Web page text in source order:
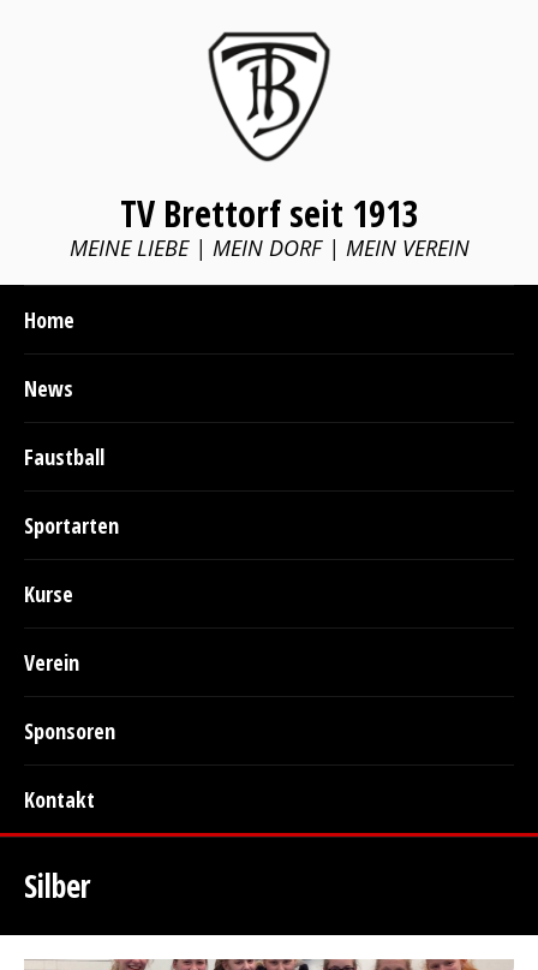
TV Brettorf seit 1913
MEINE LIEBE | MEIN DORF | MEIN VEREIN
Home
News
Faustball
Sportarten
Kurse
Verein
Sponsoren
Kontakt
Silber